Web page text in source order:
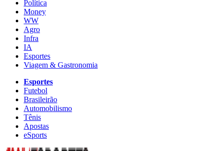
Política
Money
WW
Agro
Infra
IA
Esportes
Viagem & Gastronomia
Esportes
Futebol
Brasileirão
Automobilismo
Tênis
Apostas
eSports